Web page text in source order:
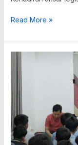
Read More »
Peran
dalam
Pemberdayaan
Desa